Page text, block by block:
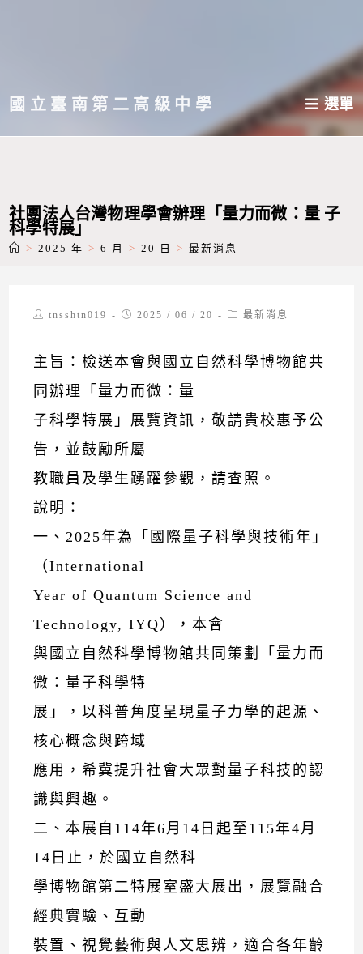
主國立臺南第二高級中學 選單
社團法人台灣物理學會辦理「量力而微：量 子
科學特展」
> 2025 年 > 6 月 > 20 日 > 最新消息
Posttnsshtn019
Post2025 / 06 / 20
Post最新消息
主旨：檢送本會與國立自然科學博物館共
同辦理「量力而微：量
子科學特展」展覽資訊，敬請貴校惠予公
告，並鼓勵所屬
教職員及學生踴躍參觀，請查照。
說明：
一、2025年為「國際量子科學與技術年」
（International
Year of Quantum Science and
Technology, IYQ），本會
與國立自然科學博物館共同策劃「量力而
微：量子科學特
展」，以科普角度呈現量子力學的起源、
核心概念與跨域
應用，希冀提升社會大眾對量子科技的認
識與興趣。
二、本展自114年6月14日起至115年4月
14日止，於國立自然科
學博物館第二特展室盛大展出，展覽融合
經典實驗、互動
裝置、視覺藝術與人文思辨，適合各年齡